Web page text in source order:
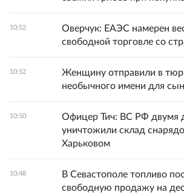
10:52
Оверчук: ЕАЭС намерен
свободной торговле со
10:52
Женщину отправили в
необычного имени для
10:50
Офицер Тич: ВС РФ двумя
уничтожили склад
Харьковом
10:48
В Севастополе топливо
свободную продажу на